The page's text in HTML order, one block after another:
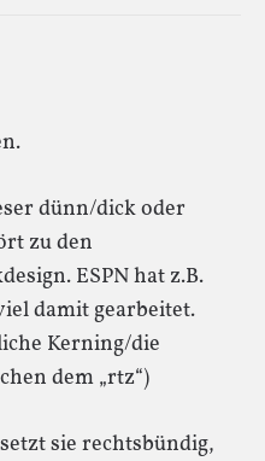
dünn/dick oder
zu den
ESPN hat z.B.
damit gearbeitet.
Kerning/die
dem „rtz“)
sie rechtsbündig,